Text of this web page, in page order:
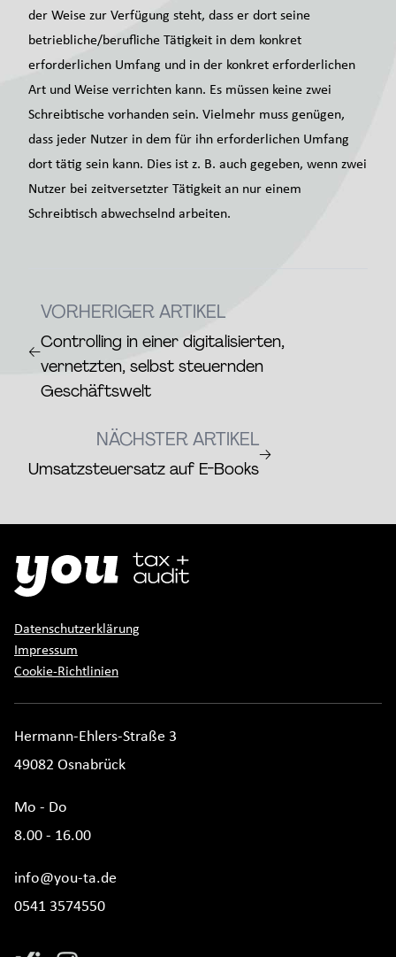
der Weise zur Verfügung steht, dass er dort seine
betriebliche/berufliche Tätigkeit in dem konkret
erforderlichen Umfang und in der konkret erforderlichen
Art und Weise verrichten kann. Es müssen keine zwei
Schreibtische vorhanden sein. Vielmehr muss genügen,
dass jeder Nutzer in dem für ihn erforderlichen Umfang
dort tätig sein kann. Dies ist z. B. auch gegeben, wenn zwei
Nutzer bei zeitversetzter Tätigkeit an nur einem
Schreibtisch abwechselnd arbeiten.
←
VORHERIGER ARTIKEL
Controlling in einer digitalisierten,
vernetzten, selbst steuernden
Geschäftswelt
NÄCHSTER ARTIKEL
Umsatzsteuersatz auf E-Books
→
Datenschutzerklärung
Impressum
Cookie-Richtlinien
Hermann-Ehlers-Straße 3
49082 Osnabrück
Mo - Do
8.00 - 16.00
info@you-ta.de
0541 3574550